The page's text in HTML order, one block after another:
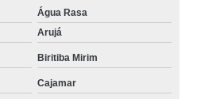
Água Rasa
Arujá
Biritiba Mirim
Cajamar